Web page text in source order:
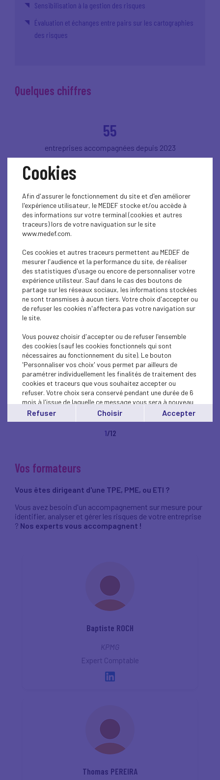
Sensibilisation à la gestion des risques
Évaluation et échanges entre pairs sur les cartographies
des risques
Quelques chiffres
55
entreprises accompagnées depuis 2023
d'entreprises de moins de 50 salariés
+10
Ils nous font confiance
1/12
Vos formateurs
Vous êtes dirigeant d'une TPE, PME, ou ETI ?
Vous avez besoin d'un accompagnement sur mesure pour
identifier, analyser et gérer les risques de votre entreprise
? Nos experts vous accompagnent !
Baptiste ROCH
KPMG
Expert Comptable
Thomas PEREIRA
Cookies
Afin d'assurer le fonctionnement du site et d'en améliorer
l'expérience utilisateur, le MEDEF stocke et/ou accède à
des informations sur votre terminal (cookies et autres
traceurs) lors de votre naviguation sur le site
www.medef.com.
Ces cookies et autres traceurs permettent au MEDEF de
mesurer l'audience et la performance du site, de réaliser
des statistiques d'usage ou encore de personnaliser votre
expérience utilisteur. Sauf dans le cas des boutons de
partage sur les réseaux sociaux, les informations stockées
ne sont transmises à aucun tiers. Votre choix d'accepter ou
de refuser les cookies n'affectera pas votre navigation sur
le site.
Vous pouvez choisir d'accepter ou de refuser l'ensemble
des cookies (sauf les cookies fonctionnels qui sont
nécessaires au fonctionnement du site). Le bouton
'Personnaliser vos choix' vous permet par ailleurs de
paramétrer individuellement les finalités de traitement des
cookies et traceurs que vous souhaitez accepter ou
refuser. Votre choix sera conservé pendant une durée de 6
mois à l'issue de laquelle ce message vous sera à nouveau
affiché..
Vous pouvez modifier votre choix à tout moment en
en bas de page.
Refuser Choisir Accepter